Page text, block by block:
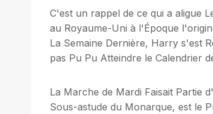
C'est un rappel de ce qui a aligue
au Royaume-Uni à l'Époque
La Semaine Dernière, Harry s'est
pas Pu Pu Atteindre le Calendrier
La Marche de Mardi Faisait Partie
Sous-astude du Monarque, est le